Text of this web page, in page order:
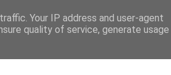
Your IP address and user-agent
quality of service, generate usage